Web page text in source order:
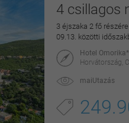
4 csillagos
3 éjszaka 2 fő
09.13. közötti
Hotel
Horvátország,
maiUtazás